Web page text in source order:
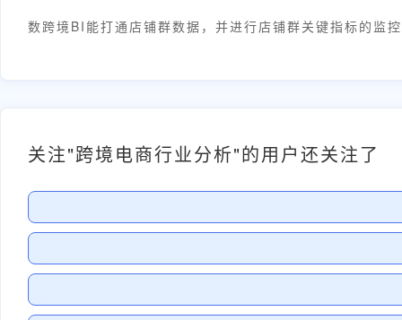
数跨境BI能打通店铺群数据，并进行店铺群关键指标的监
关注"跨境电商行业分析"的用户还关注了